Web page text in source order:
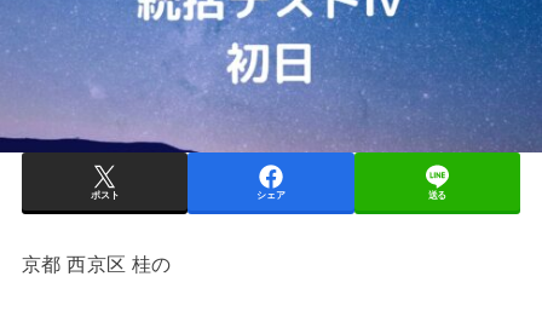
ポスト シェア 送る
京都 西京区 桂の